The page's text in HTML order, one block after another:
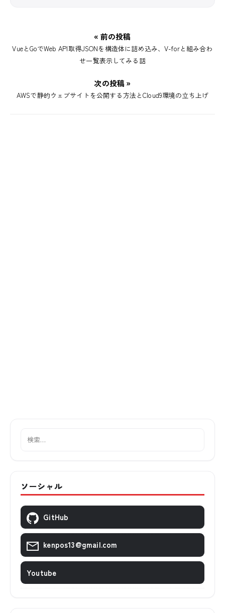
« 前の投稿
VueとGoでWeb API取得JSONを構造体に詰め込み、V-forと組み合わ
せ一覧表示してみる話
次の投稿 »
AWSで静的ウェブサイトを公開する方法とCloud9環境の立ち上げ
ソーシャル
GitHub
kenpos13@gmail.com
Youtube